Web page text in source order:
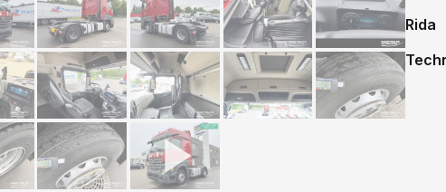
Rida